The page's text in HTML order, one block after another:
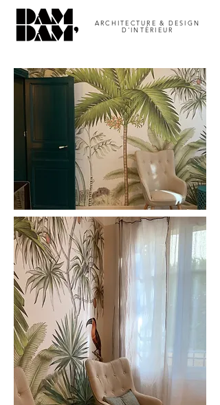
ARCHITECTURE & DESIGN
D'INTÉRIEUR